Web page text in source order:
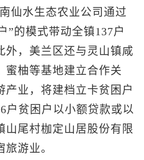
仙水生态农业公司通过
”的模式带动全镇137户
外，美兰区还与灵山镇咸
蜜柚等基地建立合作关
产业，将建档立卡贫困户
户贫困户以小额贷款或以
山尾村枷定山居股份有限
游业。